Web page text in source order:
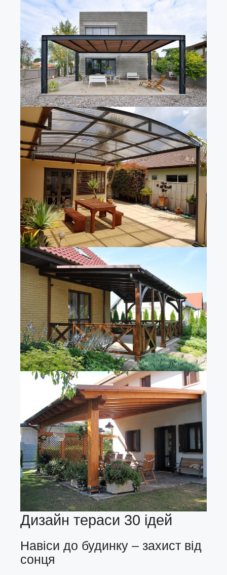
Дизайн тераси 30 ідей
Навіси до будинку – захист від
сонця